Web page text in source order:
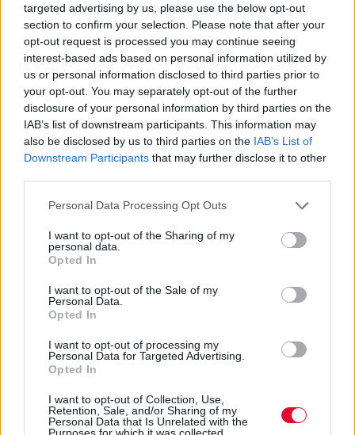
targeted advertising by us, please use the below opt-out
section to confirm your selection. Please note that after your
opt-out request is processed you may continue seeing
interest-based ads based on personal information utilized by
us or personal information disclosed to third parties prior to
your opt-out. You may separately opt-out of the further
disclosure of your personal information by third parties on the
IAB’s list of downstream participants. This information may
also be disclosed by us to third parties on the IAB’s List of
Downstream Participants that may further disclose it to other
Personal Data Processing Opt Outs
I want to opt-out of the Sharing of my
personal data.
Opted In
I want to opt-out of the Sale of my
Personal Data.
Opted In
I want to opt-out of processing my
Personal Data for Targeted Advertising.
Opted In
I want to opt-out of Collection, Use,
Retention, Sale, and/or Sharing of my
Personal Data that Is Unrelated with the
Purposes for which it was collected.
Πολλοί είναι απολύτως πρόθυμοι να
βουτήξουν στα σκατά και να κολυμπήσουν
ως την άλλη άκρη για ένα «συμβόλαιο» που
δεν υπόσχεται τίποτα αλλά σου πίνει το αίμα
για μια τόση δα «ευκαιρία».
Η πικρή αλήθεια είναι ότιτα σκατά, είτε είναι
από κώλους πολυτελείας είτε από
καλλιτέχνης.
Τελειώνοντας πρέπει να πω ότι αφορμή για
όλες αυτές τις σκέψεις ήταν που διάβασα
πως κυκλοφόρησε μόλις ένα βιβλίο για τον
σπουδαίο, χαμένο και ξεχασμένο Arthur
του ένα σπουδαίο μουσικό υλικό που
σταδιακά βγήκε στην επιφάνεια. Κι όμως
για πάντα -σχεδόν- στην αφάνεια για να
ασχολούμαστε με τις Beyoncé, τις Taylor